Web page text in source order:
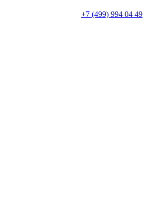
+7 (499) 994 04 49